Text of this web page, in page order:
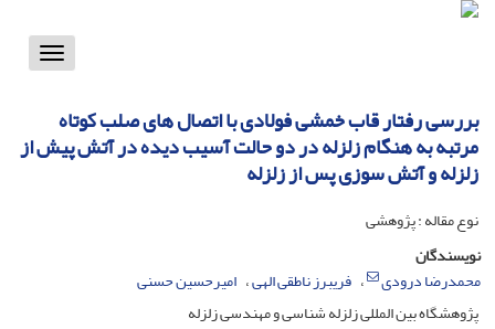
Toggle
بررسی رفتار قاب خمشی فولادی با اتصال های صلب کوتاه
مرتبه به هنگام زلزله در دو حالت آسیب دیده در آتش پیش از
زلزله و آتش سوزی پس از زلزله
نوع مقاله : پژوهشی
نویسندگان
محمدرضا درودی
فریبرز ناطقی الهی امیرحسین حسنی
پژوهشگاه بین المللی زلزله شناسی و مهندسی زلزله